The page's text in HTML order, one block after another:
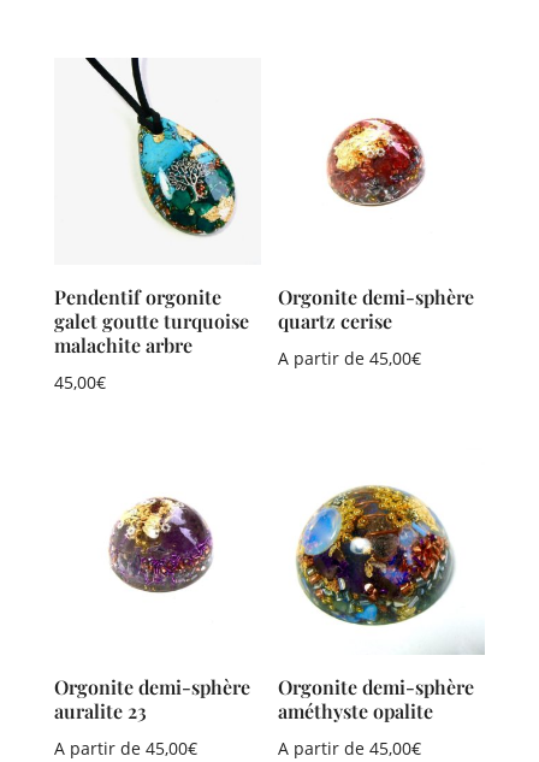
Pendentif orgonite
galet goutte turquoise
malachite arbre
45,00€
Orgonite demi-sphère
quartz cerise
A partir de45,00€
Orgonite demi-sphère
auralite 23
A partir de 45,00€
Orgonite demi-sphère
améthyste opalite
A partir de45,00€